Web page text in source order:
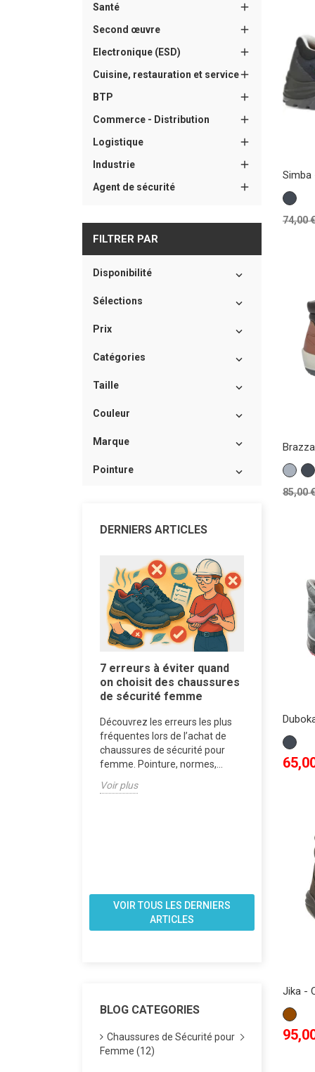
Santé 
Second œuvre 
Electronique (ESD) 
Cuisine, restauration et service
BTP 
Commerce - Distribution 
Logistique 
Industrie 
Agent de sécurité 
FILTRER PAR
Disponibilité 
Sélections 
Prix 
Catégories 
Taille 
Couleur 
Marque 
Pointure 
DERNIERS ARTICLES
7 erreurs à éviter quand
on choisit des chaussures
de sécurité femme
Découvrez les erreurs les plus
fréquentes lors de l’achat de
chaussures de sécurité pour
femme. Pointure, normes,...
Voir plus
cas de
Semelles
VOIR TOUS LES DERNIERS
ARTICLES
BLOG CATEGORIES
Chaussures de Sécurité pour
Femme (12)
Simba
Noir
Prix
74,00 €
Gris Noir
Prix
85,00 €
Noir
Prix
Jika -
Marron
Prix